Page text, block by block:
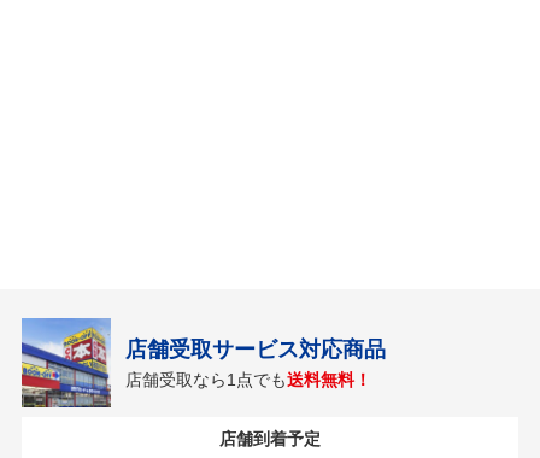
店舗受取サービス対応商品
店舗受取なら1点でも送料無料！
店舗到着予定